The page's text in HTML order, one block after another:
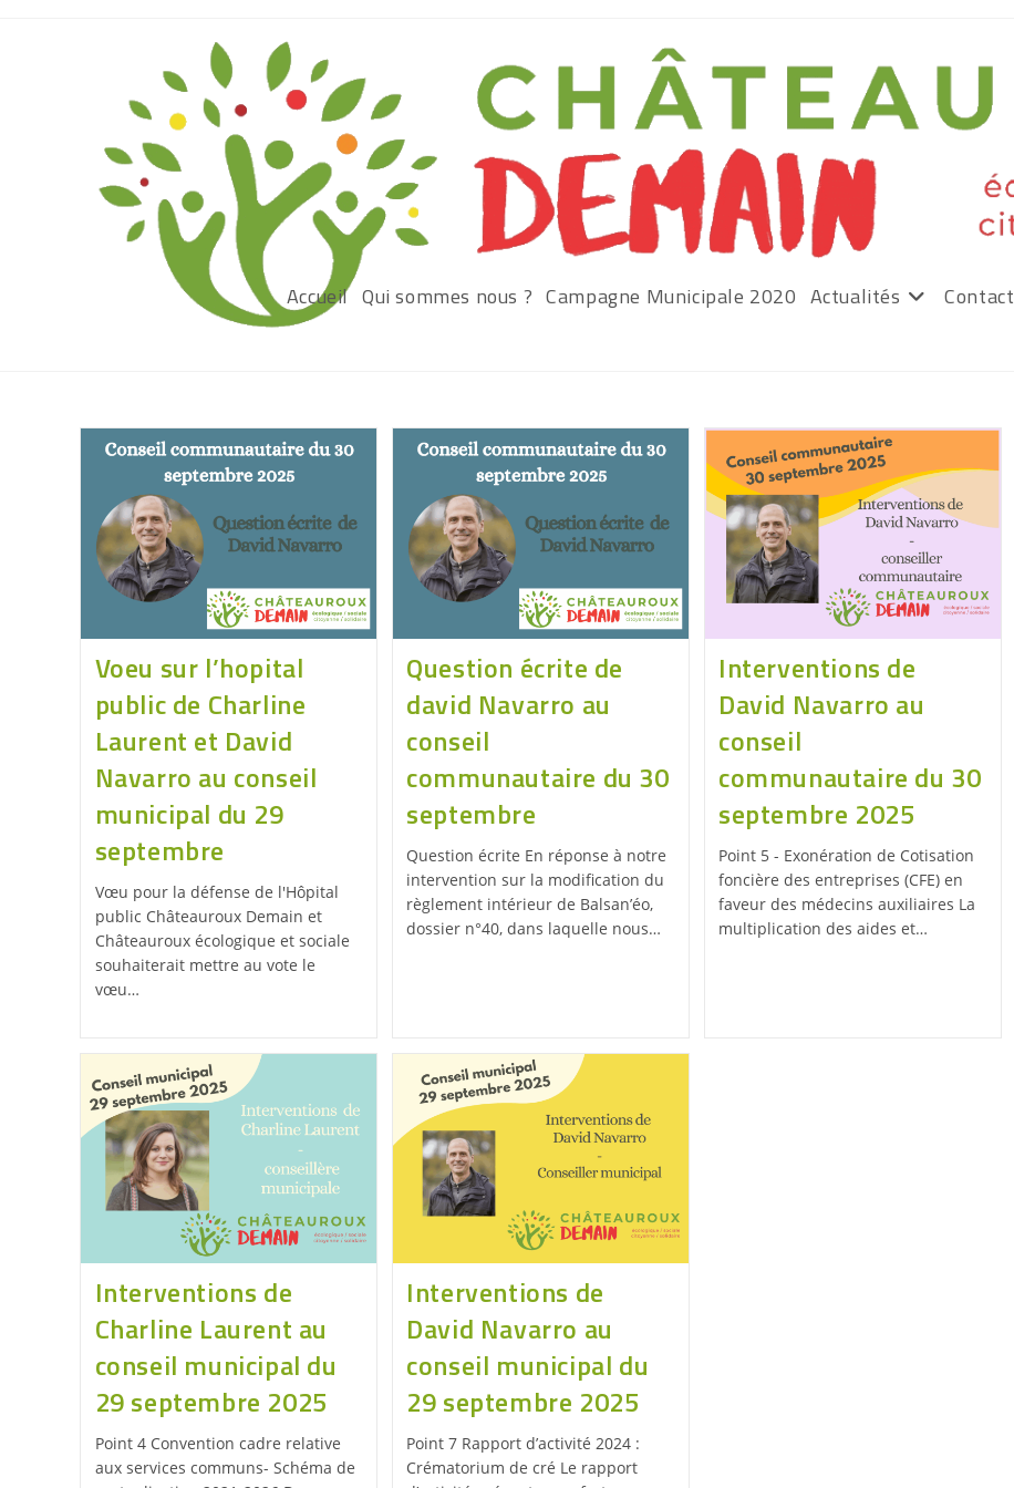
Accueil Qui sommes nous ? Campagne Municipale 2020 Actualités Contact
Voeu sur l’hopital
public de Charline
Laurent et David
Navarro au conseil
municipal du 29
septembre
Vœu pour la défense de l'Hôpital
public Châteauroux Demain et
Châteauroux écologique et sociale
souhaiterait mettre au vote le
vœu…
Question écrite de
david Navarro au
conseil
communautaire du 30
septembre
Question écrite En réponse à notre
intervention sur la modification du
règlement intérieur de Balsan’éo,
dossier n°40, dans laquelle nous…
Interventions de
David Navarro au
conseil
communautaire du 30
septembre 2025
Point 5 - Exonération de Cotisation
foncière des entreprises (CFE) en
faveur des médecins auxiliaires La
multiplication des aides et…
Interventions de
Charline Laurent au
conseil municipal du
29 septembre 2025
Point 4 Convention cadre relative
aux services communs- Schéma de
Interventions de
David Navarro au
conseil municipal du
29 septembre 2025
Point 7 Rapport d’activité 2024 :
Crématorium de cré Le rapport